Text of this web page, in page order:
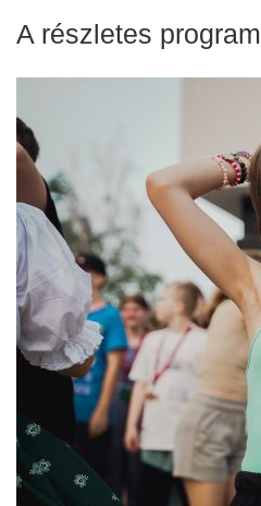
A részletes program